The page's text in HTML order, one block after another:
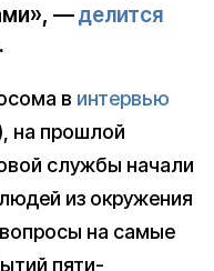
—делится
в интервью
на прошлой
службы начали
из окружения
на самые
пяти-